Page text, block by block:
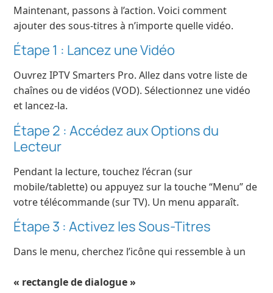
Maintenant, passons à l’action. Voici comment
ajouter des sous-titres à n’importe quelle vidéo.
Étape 1 : Lancez une Vidéo
Ouvrez IPTV Smarters Pro. Allez dans votre liste de
chaînes ou de vidéos (VOD). Sélectionnez une vidéo
et lancez-la.
Étape 2 : Accédez aux Options du
Lecteur
Pendant la lecture, touchez l’écran (sur
mobile/tablette) ou appuyez sur la touche “Menu” de
votre télécommande (sur TV). Un menu apparaît.
Étape 3 : Activez les Sous-Titres
Dans le menu, cherchez l’icône qui ressemble à un
« rectangle de dialogue »